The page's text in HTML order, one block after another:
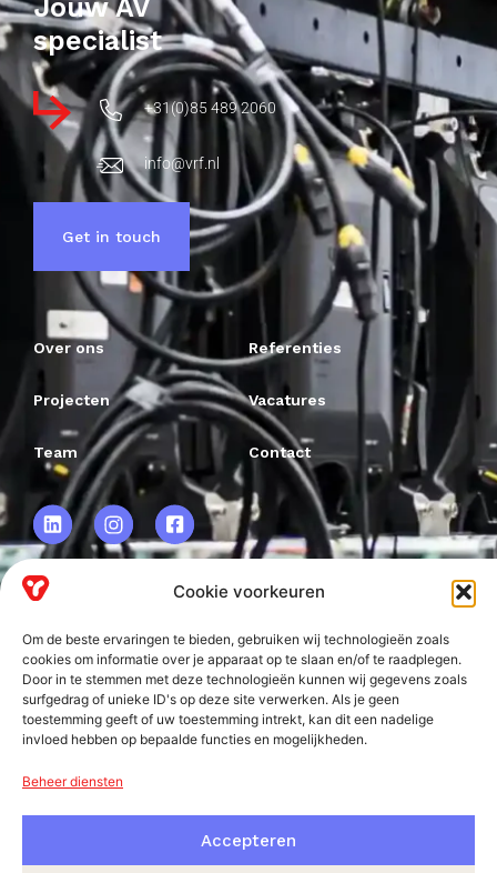
Cookie voorkeuren
Om de beste ervaringen te bieden, gebruiken wij technologieën zoals
cookies om informatie over je apparaat op te slaan en/of te raadplegen.
Door in te stemmen met deze technologieën kunnen wij gegevens zoals
surfgedrag of unieke ID's op deze site verwerken. Als je geen
toestemming geeft of uw toestemming intrekt, kan dit een nadelige
invloed hebben op bepaalde functies en mogelijkheden.
Beheer diensten
Accepteren
Jouw AV
specialist
+31(0)85 489 2060
info@vrf.nl
Get in touch
Frankweg 2
2153 PD
Nieuw-Vennep
Over ons Referenties
Projecten Vacatures
Team Contact